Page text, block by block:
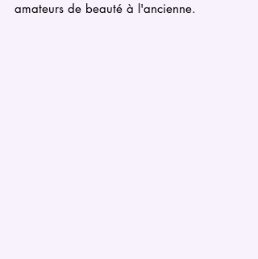
amateurs de beauté à l'ancienne.